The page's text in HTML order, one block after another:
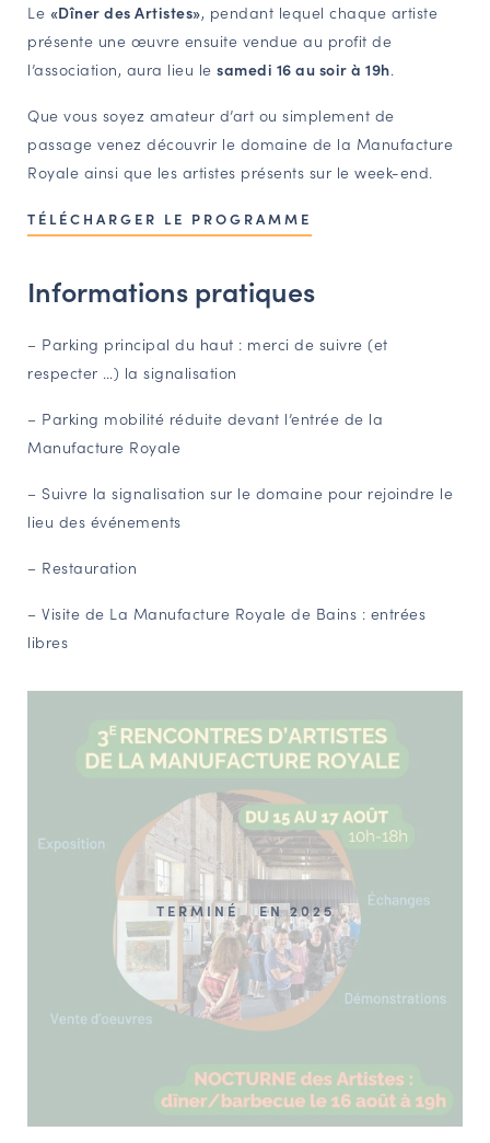
Étudiants & chercheurs
Le «Dîner des Artistes», pendant lequel chaque artiste
présente une œuvre ensuite vendue au profit de
l’association, aura lieu le samedi 16 au soir à 19h.
Que vous soyez amateur d’art ou simplement de
passage venez découvrir le domaine de la Manufacture
Royale ainsi que les artistes présents sur le week-end.
TÉLÉCHARGER LE PROGRAMME
Informations pratiques
– Parking principal du haut : merci de suivre (et
respecter …) la signalisation
– Parking mobilité réduite devant l’entrée de la
Manufacture Royale
– Suivre la signalisation sur le domaine pour rejoindre le
lieu des événements
– Restauration
– Visite de La Manufacture Royale de Bains : entrées
libres
TERMINÉ EN 2025